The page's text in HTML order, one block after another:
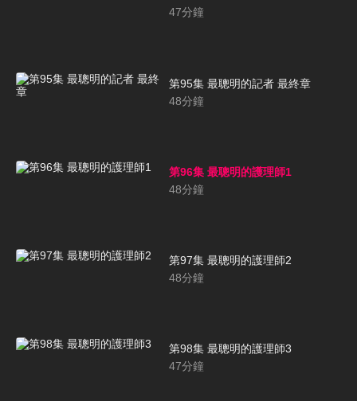
47分鐘
第95集 最聰明的記者 最終章
48分鐘
第96集 最聰明的護理師1
48分鐘
第97集 最聰明的護理師2
48分鐘
第98集 最聰明的護理師3
47分鐘